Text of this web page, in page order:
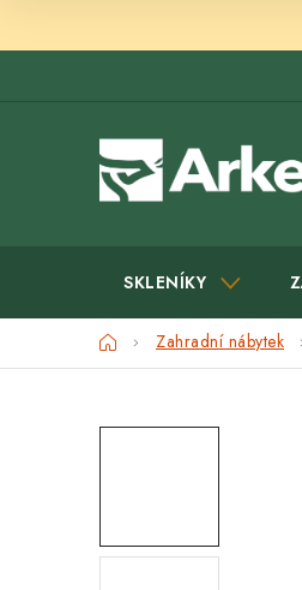
SKLENÍKY
DomůZahradní nábytek